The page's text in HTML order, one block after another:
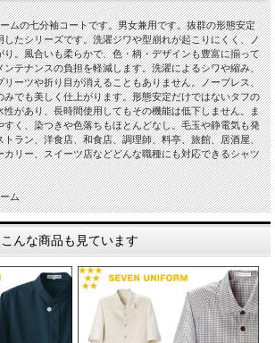
ムの七分袖コートです。男女兼用です。抜群の形態安定
したシリーズです。洗濯ジワや型崩れが起こりにくく、ノ
り。風合いも柔らかで、色・柄・デザインも豊富に揃って
ンテナンスの負担を軽減します。洗濯によるシワや縮み、
リーツや折り目が消えることもありません。ノープレス、
みでも美しく仕上がります。形態安定だけではないタフの
性があり、長時間使用してもその機能は低下しません。ま
すく、染つきや色落ちもほとんどなし。毛玉や静電気も発
トラン、洋食店、和食店、調理師、料亭、旅館、居酒屋、
カリー、スイーツ店などどんな職種にも対応できるシャツ
ム
んな商品も見ています